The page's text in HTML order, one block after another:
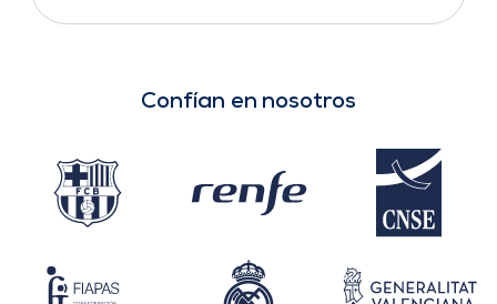
Confían en nosotros